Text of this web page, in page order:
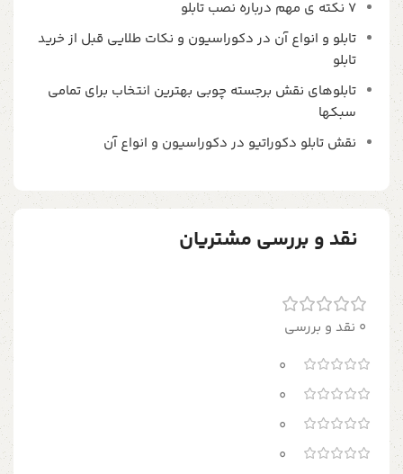
7 نکته ی مهم درباره نصب تابلو
تابلو و انواع آن در دکوراسیون و نکات طلایی قبل از خرید
تابلو
تابلوهای نقش برجسته چوبی بهترین انتخاب برای تمامی
سبکها
نقش تابلو دکوراتیو در دکوراسیون و انواع آن
نقد و بررسی مشتریان
0 نقد و بررسی
0
0
0
0